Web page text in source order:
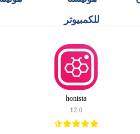
للكمبيوتر
honista
12.0